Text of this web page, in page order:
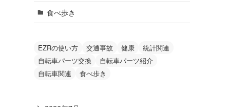
食べ歩き
EZRの使い方 交通事故 健康
統計関連
自転車パーツ交換
自転車パーツ紹介
自転車関連
食べ歩き